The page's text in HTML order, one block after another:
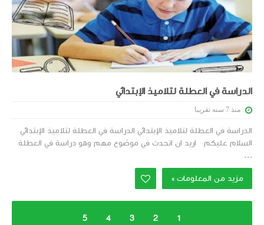
الدراسة في العطلة لتلاميذ الإبتدائي
منذ 7 سنه تقريبا
الدراسة في العطلة لتلاميذ الإبتدائي الدراسة في العطلة لتلاميذ الإبتدائي
السلام عليكم اريد ان اتحدث في موضوع مهم وهو دراسة في العطلة
...
مزيد من المعلومات »
1
2
3
4
5